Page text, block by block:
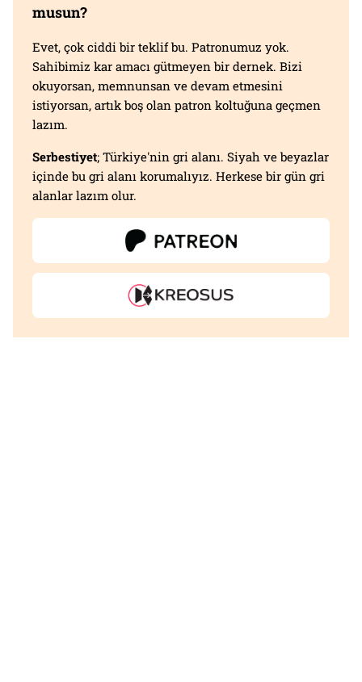
musun?
Evet, çok ciddi bir teklif bu. Patronumuz yok.
Sahibimiz kar amacı gütmeyen bir dernek. Bizi
okuyorsan, memnunsan ve devam etmesini
istiyorsan, artık boş olan patron koltuğuna geçmen
lazım.
Serbestiyet; Türkiye'nin gri alanı. Siyah ve beyazlar
içinde bu gri alanı korumalıyız. Herkese bir gün gri
alanlar lazım olur.